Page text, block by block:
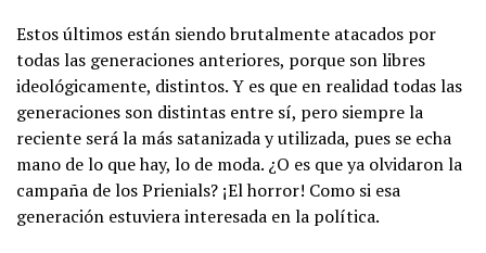
Estos últimos están siendo brutalmente atacados por
todas las generaciones anteriores, porque son libres
ideológicamente, distintos. Y es que en realidad todas las
generaciones son distintas entre sí, pero siempre la
reciente será la más satanizada y utilizada, pues se echa
mano de lo que hay, lo de moda. ¿O es que ya olvidaron la
campaña de los Prienials? ¡El horror! Como si esa
generación estuviera interesada en la política.